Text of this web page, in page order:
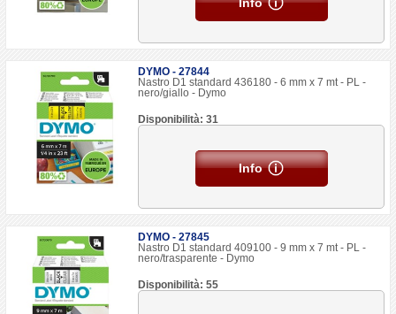
DYMO - 27844
Nastro D1 standard 436180 - 6 mm x 7 mt - PL -
nero/giallo - Dymo
Disponibilità: 31
Info
DYMO - 27845
Nastro D1 standard 409100 - 9 mm x 7 mt - PL -
nero/trasparente - Dymo
Disponibilità: 55